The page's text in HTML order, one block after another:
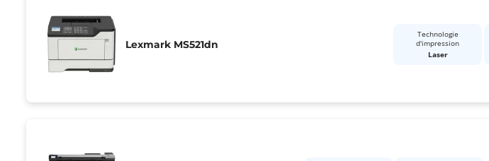
Lexmark MS521dn
Technologie
d'impression
Laser